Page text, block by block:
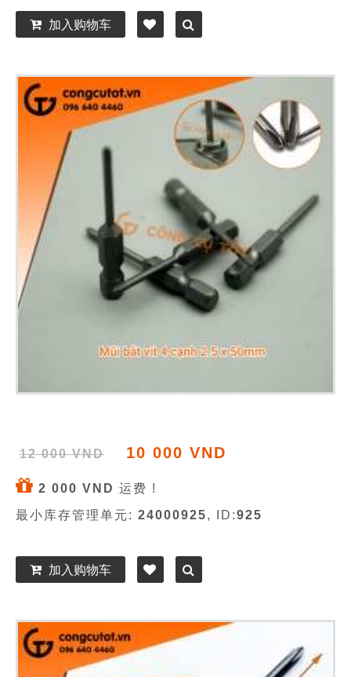
加入购物车
12 000 VND 10 000 VND
2 000 VND 运费 !
最小库存管理单元: 24000925, ID:925
加入购物车